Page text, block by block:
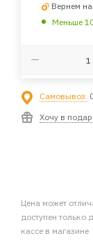
Вернем
Меньше
Самовывоз:
Хочу в
Цена может
доступен только
кассе в магазине